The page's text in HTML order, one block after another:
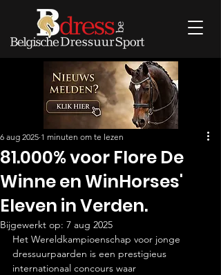
81.000% voor Flore De
Winne en WinHorses'
Eleven in Verden.
6 aug 2025 1 minuten om te lezen
Bijgewerkt op: 7 aug 2025
Het Wereldkampioenschap voor jonge
dressuurpaarden is een prestigieus
internationaal concours waar